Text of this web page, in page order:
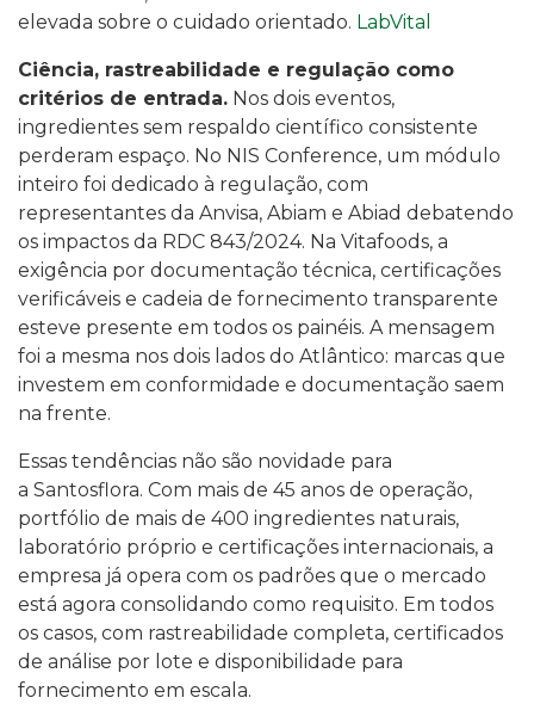
elevada sobre o cuidado orientado. LabVital
Ciência, rastreabilidade e regulação como
critérios de entrada. Nos dois eventos,
ingredientes sem respaldo científico consistente
perderam espaço. No NIS Conference, um módulo
inteiro foi dedicado à regulação, com
representantes da Anvisa, Abiam e Abiad debatendo
os impactos da RDC 843/2024. Na Vitafoods, a
exigência por documentação técnica, certificações
verificáveis e cadeia de fornecimento transparente
esteve presente em todos os painéis. A mensagem
foi a mesma nos dois lados do Atlântico: marcas que
investem em conformidade e documentação saem
na frente.
Essas tendências não são novidade para
a Santosflora. Com mais de 45 anos de operação,
portfólio de mais de 400 ingredientes naturais,
laboratório próprio e certificações internacionais, a
empresa já opera com os padrões que o mercado
está agora consolidando como requisito. Em todos
os casos, com rastreabilidade completa, certificados
de análise por lote e disponibilidade para
fornecimento em escala.